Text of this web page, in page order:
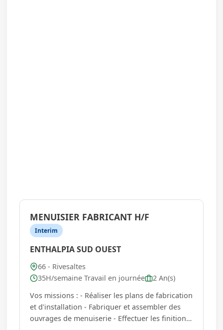
MENUISIER FABRICANT H/F
Interim
ENTHALPIA SUD OUEST
66 - Rivesaltes
35H/semaine Travail en journée
2 An(s)
Vos missions : - Réaliser les plans de fabrication
et d'installation - Fabriquer et assembler des
ouvrages de menuiserie - Effectuer les finitions